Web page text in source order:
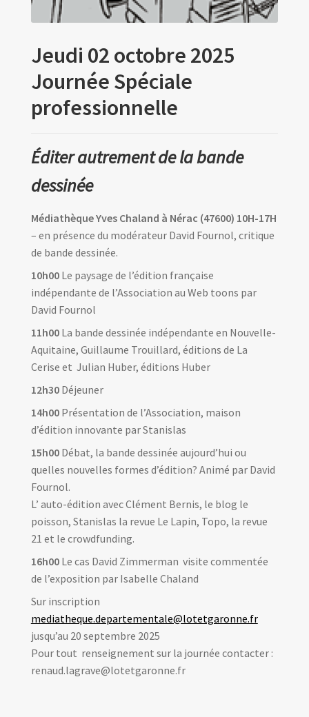
Archives
Prix de lecture
Hors les murs
Les amis d’Yves Chaland
LUDIBD
Jeudi 02 octobre 2025
Journée Spéciale
professionnelle
Éditer autrement de la bande
dessinée
Médiathèque Yves Chaland à Nérac (47600) 10H-17H
– en présence du modérateur David Fournol, critique
de bande dessinée.
10h00 Le paysage de l’édition française
indépendante de l’Association au Web toons par
David Fournol
11h00La bande dessinée indépendante en Nouvelle-
Aquitaine, Guillaume Trouillard, éditions de La
Cerise et Julian Huber, éditions Huber
12h30Déjeuner
14h00Présentation de l’Association, maison
d’édition innovante par Stanislas
15h00Débat, la bande dessinée aujourd’hui ou
quelles nouvelles formes d’édition? Animé par David
Fournol.
L’ auto-édition avec Clément Bernis, le blog le
poisson, Stanislas la revue Le Lapin, Topo, la revue
21 et le crowdfunding.
16h00Le cas David Zimmerman visite commentée
de l’exposition par Isabelle Chaland
Sur inscription
mediatheque.departementale@lotetgaronne.fr
jusqu’au 20 septembre 2025
Pour tout renseignement sur la journée contacter :
renaud.lagrave@lotetgaronne.fr